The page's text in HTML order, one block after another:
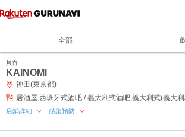
全部
貝呑
KAINOMI
神田(東京都)
居酒屋,西班牙式酒吧 / 義大利式酒吧,義大利式(義大
店鋪詳細 感染預防